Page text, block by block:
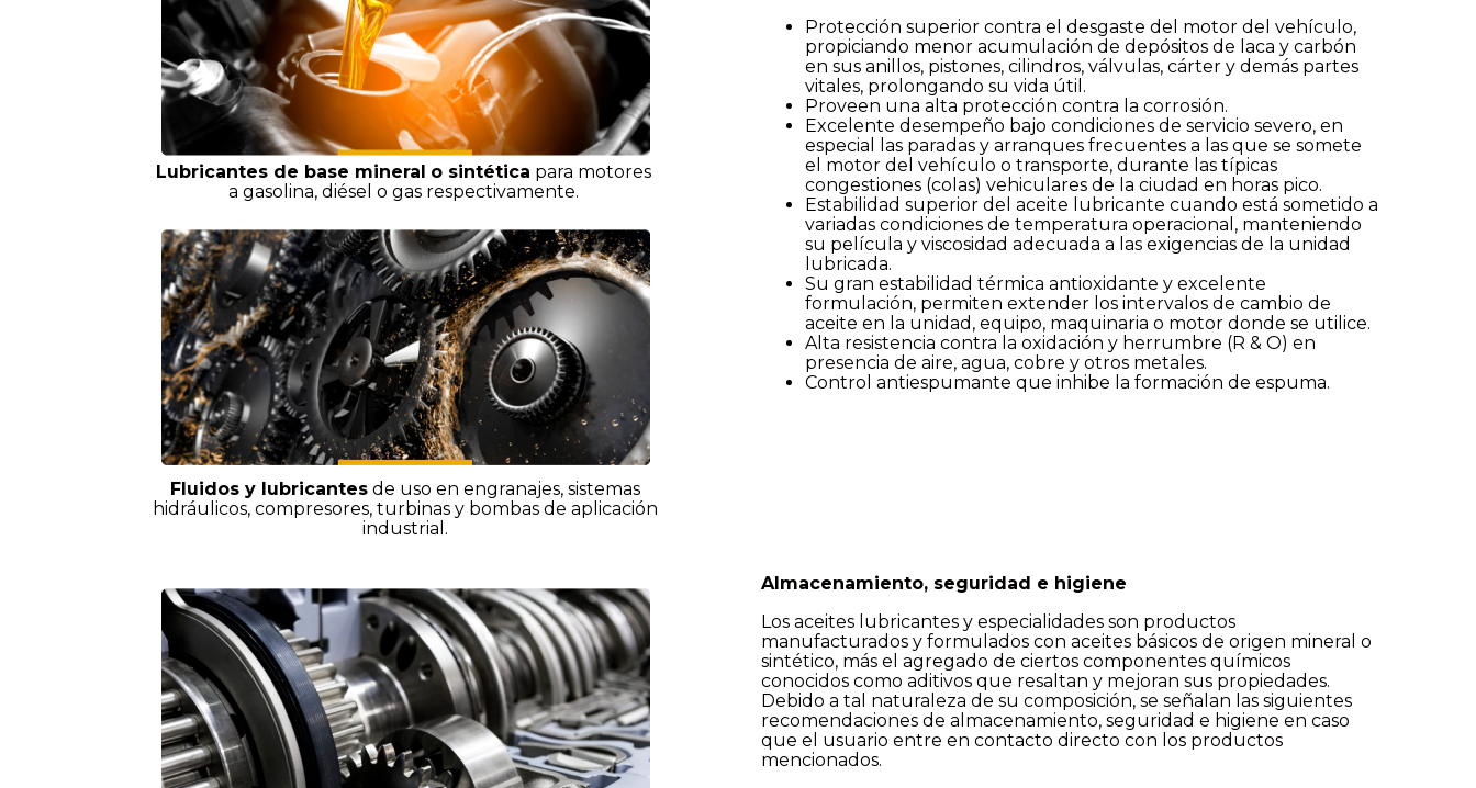
Lubricantes de base mineral o sintética para motores
a gasolina, diésel o gas respectivamente.
Fluidos y lubricantes de uso en engranajes, sistemas
hidráulicos, compresores, turbinas y bombas de aplicación
industrial.
Protección superior contra el desgaste del motor del vehículo,
propiciando menor acumulación de depósitos de laca y carbón
en sus anillos, pistones, cilindros, válvulas, cárter y demás partes
vitales, prolongando su vida útil.
Proveen una alta protección contra la corrosión.
Excelente desempeño bajo condiciones de servicio severo, en
especial las paradas y arranques frecuentes a las que se somete
el motor del vehículo o transporte, durante las típicas
congestiones (colas) vehiculares de la ciudad en horas pico.
Estabilidad superior del aceite lubricante cuando está sometido a
variadas condiciones de temperatura operacional, manteniendo
su película y viscosidad adecuada a las exigencias de la unidad
lubricada.
Su gran estabilidad térmica antioxidante y excelente
formulación, permiten extender los intervalos de cambio de
aceite en la unidad, equipo, maquinaria o motor donde se utilice.
Alta resistencia contra la oxidación y herrumbre (R & O) en
presencia de aire, agua, cobre y otros metales.
Control antiespumante que inhibe la formación de espuma.
Almacenamiento, seguridad e higiene
Los aceites lubricantes y especialidades son productos
manufacturados y formulados con aceites básicos de origen mineral o
sintético, más el agregado de ciertos componentes químicos
conocidos como aditivos que resaltan y mejoran sus propiedades.
Debido a tal naturaleza de su composición, se señalan las siguientes
recomendaciones de almacenamiento, seguridad e higiene en caso
que el usuario entre en contacto directo con los productos
mencionados.